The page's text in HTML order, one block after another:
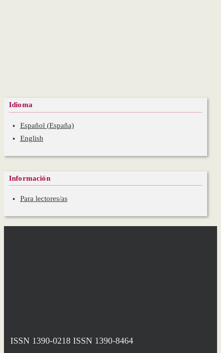
Idioma
Español (España)
English
Información
Para lectores/as
ISSN 1390-0218 ISSN 1390-8464